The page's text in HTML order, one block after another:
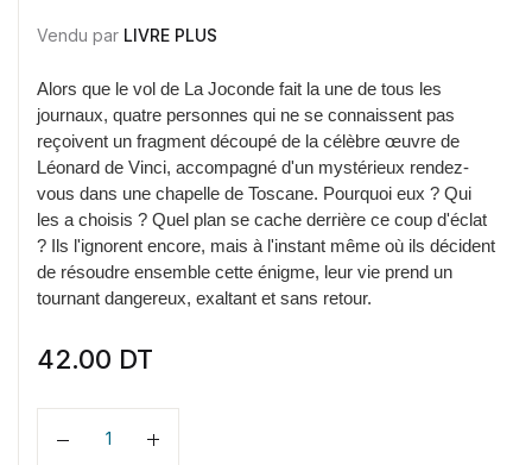
Vendu par LIVRE PLUS
Alors que le vol de La Joconde fait la une de tous les
journaux, quatre personnes qui ne se connaissent pas
reçoivent un fragment découpé de la célèbre œuvre de
Léonard de Vinci, accompagné d'un mystérieux rendez-
vous dans une chapelle de Toscane. Pourquoi eux ? Qui
les a choisis ? Quel plan se cache derrière ce coup d'éclat
? Ils l'ignorent encore, mais à l'instant même où ils décident
de résoudre ensemble cette énigme, leur vie prend un
tournant dangereux, exaltant et sans retour.
42.00 DT
Quantité